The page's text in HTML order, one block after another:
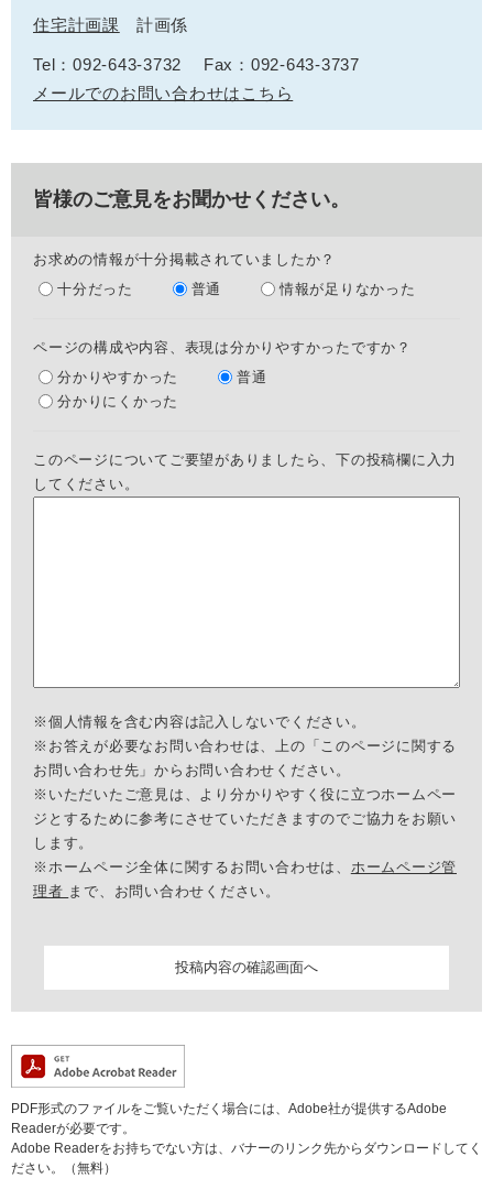
住宅計画課 計画係
Tel：092-643-3732
Fax：092-643-3737
メールでのお問い合わせはこちら
皆様のご意見をお聞かせください。
お求めの情報が十分掲載されていましたか？
十分だった
普通 情報が足りなかった
ページの構成や内容、表現は分かりやすかったですか？
分かりやすかった
普通
分かりにくかった
このページについてご要望がありましたら、下の投稿欄に入力
してください。
※個人情報を含む内容は記入しないでください。
※お答えが必要なお問い合わせは、上の「このページに関する
お問い合わせ先」からお問い合わせください。
※いただいたご意見は、より分かりやすく役に立つホームペー
ジとするために参考にさせていただきますのでご協力をお願い
します。
※ホームページ全体に関するお問い合わせは、 ホームページ管
理者 まで、お問い合わせください。
PDF形式のファイルをご覧いただく場合には、Adobe社が提供するAdobe
Readerが必要です。
Adobe Readerをお持ちでない方は、バナーのリンク先からダウンロードしてく
ださい。（無料）